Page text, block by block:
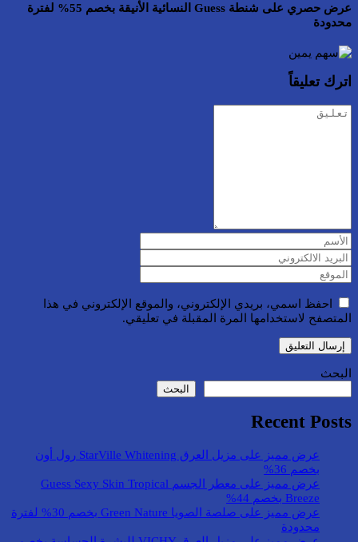
عرض حصري على شنطة Guess النسائية الأنيقة بخصم 55% لفترة
محدودة
اترك تعليقاً
احفظ اسمي، بريدي الإلكتروني، والموقع الإلكتروني في هذا
المتصفح لاستخدامها المرة المقبلة في تعليقي.
البحث
البحث
Recent Posts
عرض مميز على مزيل العرق StarVille Whitening رول أون
بخصم 36%
عرض مميز على معطر الجسم Guess Sexy Skin Tropical
Breeze بخصم 44%
عرض مميز على صلصة الصويا Green Nature بخصم 30% لفترة
محدودة